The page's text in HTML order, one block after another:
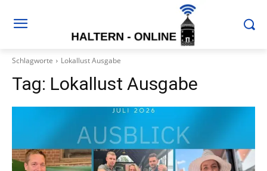
Schlagworte Lokallust Ausgabe
Tag: Lokallust Ausgabe